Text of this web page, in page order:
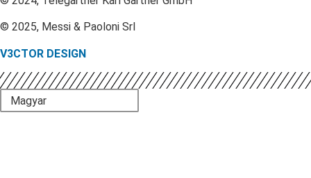
© 2025, Messi & Paoloni Srl
V3CTOR DESIGN
Magyar